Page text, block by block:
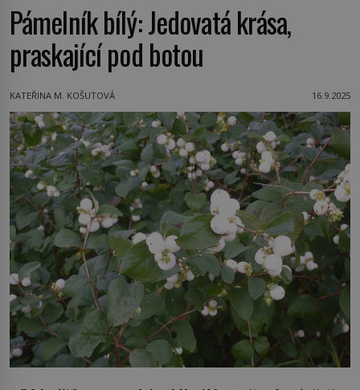
Pámelník bílý: Jedovatá krása,
praskající pod botou
KATEŘINA M. KOŠUTOVÁ 16.9.2025